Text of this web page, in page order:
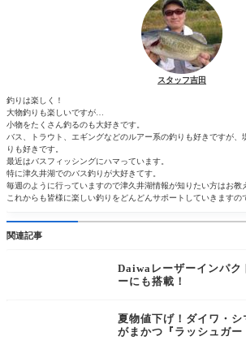
スタッフ吉田
釣りは楽しく！
大物釣りも楽しいですが…
小物をたくさん釣るのも大好きです。
バス、トラウト、エギングなどのルアー系の釣りも好きですが
りも好きです。
最近はバスフィッシングにハマっています。
特に津久井湖でのバス釣りが大好きてす。
毎週のように行っていますので津久井湖情報が知りたい方はお教
これからも皆様に楽しい釣りをどんどんサポートしていきますの
関連記事
Daiwaレーザーインパク
ーにも搭載！
夏物値下げ！ダイワ・シ
がまかつ『ラッシュガ